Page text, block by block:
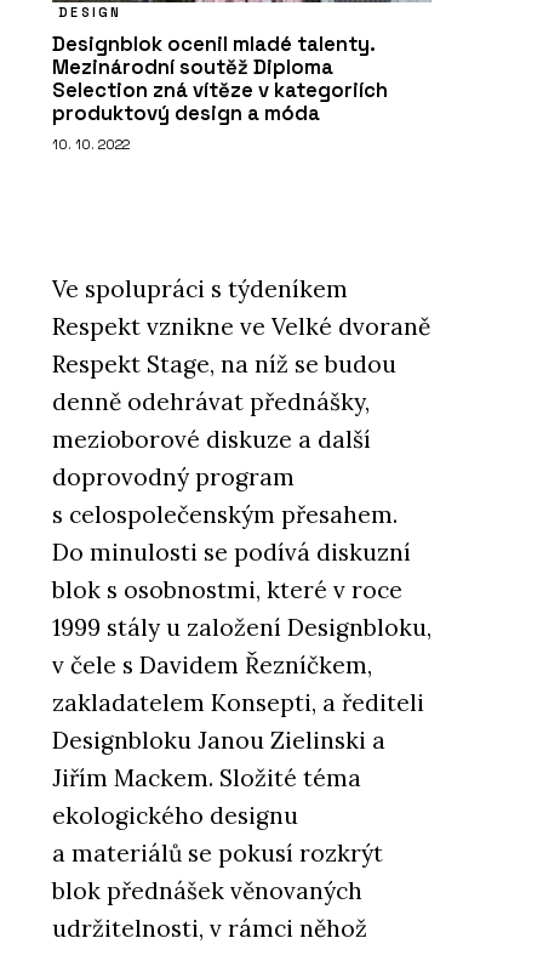
DESIGN
Designblok ocenil mladé talenty.
Mezinárodní soutěž Diploma
Selection zná vítěze v kategoriích
produktový design a móda
10. 10. 2022
Ve spolupráci s týdeníkem
Respekt vznikne ve Velké dvoraně
Respekt Stage, na níž se budou
denně odehrávat přednášky,
mezioborové diskuze a další
doprovodný program
s celospolečenským přesahem.
Do minulosti se podívá diskuzní
blok s osobnostmi, které v roce
1999 stály u založení Designbloku,
v čele s Davidem Řezníčkem,
zakladatelem Konsepti, a řediteli
Designbloku Janou Zielinski a
Jiřím Mackem. Složité téma
ekologického designu
a materiálů se pokusí rozkrýt
blok přednášek věnovaných
udržitelnosti, v rámci něhož